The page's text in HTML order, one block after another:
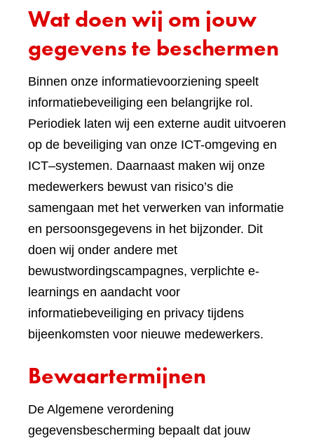
Wat doen wij om jouw
gegevens te beschermen
Binnen onze informatievoorziening speelt
informatiebeveiliging een belangrijke rol.
Periodiek laten wij een externe audit uitvoeren
op de beveiliging van onze ICT-omgeving en
ICT–systemen. Daarnaast maken wij onze
medewerkers bewust van risico’s die
samengaan met het verwerken van informatie
en persoonsgegevens in het bijzonder. Dit
doen wij onder andere met
bewustwordingscampagnes, verplichte e-
learnings en aandacht voor
informatiebeveiliging en privacy tijdens
bijeenkomsten voor nieuwe medewerkers.
Bewaartermijnen
De Algemene verordening
gegevensbescherming bepaalt dat jouw